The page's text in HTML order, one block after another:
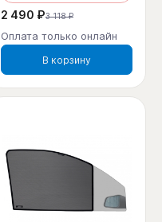
2 490 ₽3 118 ₽
Оплата только онлайн
В корзину